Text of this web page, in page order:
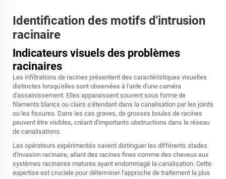
Identification des motifs d'intrusion
racinaire
Indicateurs visuels des problèmes
racinaires
Les infiltrations de racines présentent des caractéristiques visuelles
distinctes lorsqu'elles sont observées à l'aide d'une caméra
d'assainissement. Elles apparaissent souvent sous forme de
filaments blancs ou clairs s'étendant dans la canalisation par les joints
ou les fissures. Dans les cas graves, de grosses boules de racines
peuvent être visibles, créant d'importants obstructions dans le réseau
de canalisations.
Les opérateurs expérimentés savent distinguer les différents stades
d'invasion racinaire, allant des racines fines comme des cheveux aux
systèmes racinaires matures ayant endommagé la canalisation. Cette
expertise est cruciale pour déterminer l'approche de traitement la plus